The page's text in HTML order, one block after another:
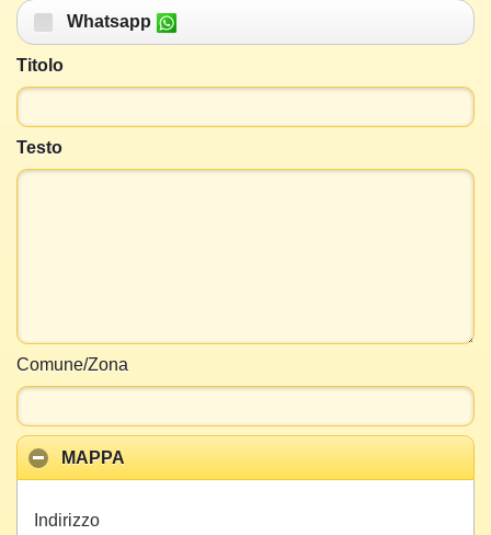
Whatsapp
Titolo
Testo
Comune/Zona
MAPPA
Indirizzo